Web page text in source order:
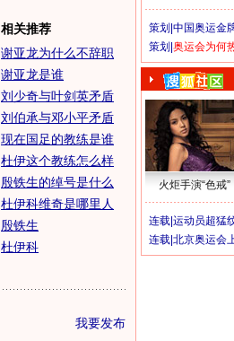
相关推荐
谢亚龙为什么不辞职
谢亚龙是谁
刘少奇与叶剑英矛盾
刘伯承与邓小平矛盾
现在国足的教练是谁
杜伊这个教练怎么样
殷铁生的绰号是什么
杜伊科维奇是哪里人
殷铁生
杜伊科
我要发布
策划| 中国奥运金
策划| 奥运会为何
火炬手演“色戒”
连载| 运动员超猛
连载| 北京奥运会